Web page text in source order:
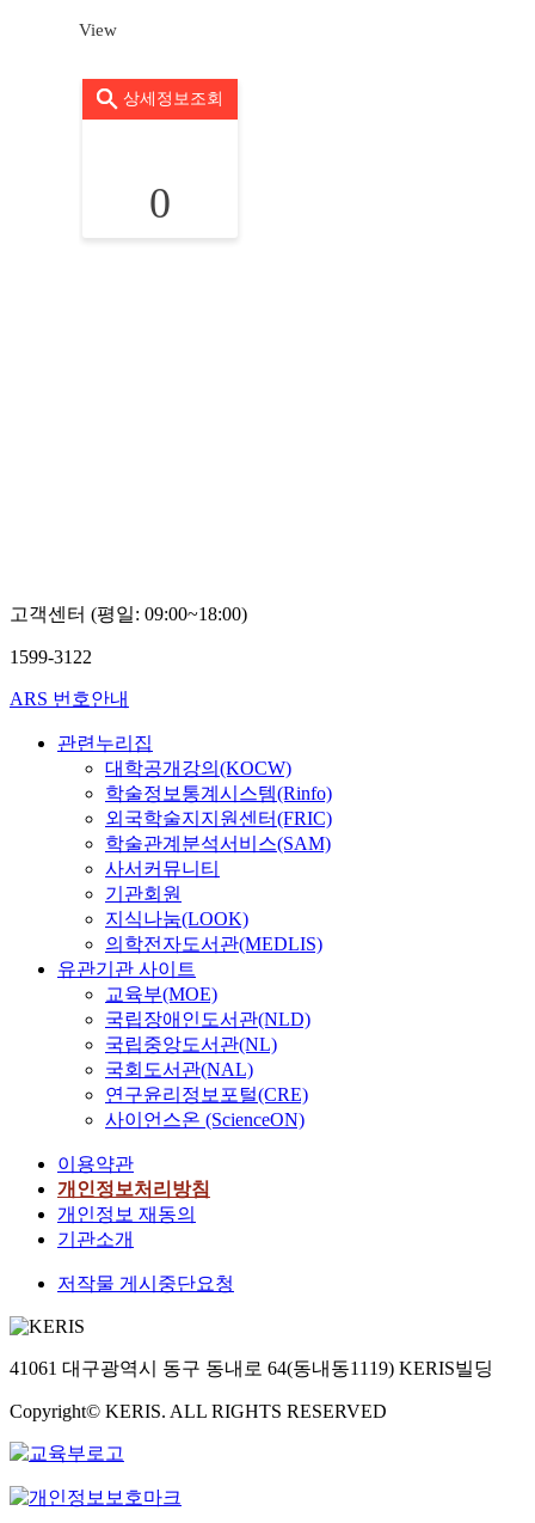
View
상세정보조회
0
고객센터 (평일: 09:00~18:00)
1599-3122
ARS 번호안내
관련누리집
대학공개강의(KOCW)
학술정보통계시스템(Rinfo)
외국학술지지원센터(FRIC)
학술관계분석서비스(SAM)
사서커뮤니티
기관회원
지식나눔(LOOK)
의학전자도서관(MEDLIS)
유관기관 사이트
교육부(MOE)
국립장애인도서관(NLD)
국립중앙도서관(NL)
국회도서관(NAL)
연구윤리정보포털(CRE)
사이언스온 (ScienceON)
이용약관
개인정보처리방침
개인정보 재동의
기관소개
저작물 게시중단요청
41061 대구광역시 동구 동내로 64(동내동1119) KERIS빌딩
Copyright© KERIS. ALL RIGHTS RESERVED